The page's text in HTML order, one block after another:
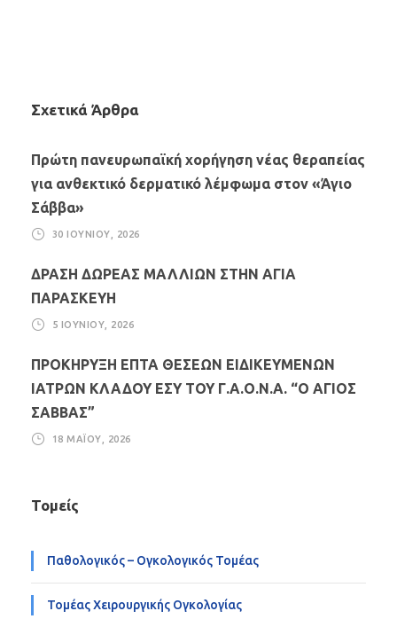
Σχετικά Άρθρα
Πρώτη πανευρωπαϊκή χορήγηση νέας θεραπείας
για ανθεκτικό δερματικό λέμφωμα στον «Άγιο
Σάββα»
30 ΙΟΥΝΊΟΥ, 2026
ΔΡΑΣΗ ΔΩΡΕΑΣ ΜΑΛΛΙΩΝ ΣΤΗΝ ΑΓΙΑ
ΠΑΡΑΣΚΕΥΗ
5 ΙΟΥΝΊΟΥ, 2026
ΠΡΟΚΗΡΥΞΗ ΕΠΤΑ ΘΕΣΕΩΝ ΕΙΔΙΚΕΥΜΕΝΩΝ
ΙΑΤΡΩΝ ΚΛΑΔΟΥ ΕΣΥ ΤΟΥ Γ.Α.Ο.Ν.Α. “Ο ΑΓΙΟΣ
ΣΑΒΒΑΣ”
18 ΜΑΪ́ΟΥ, 2026
Τομείς
Παθολογικός – Ογκολογικός Τομέας
Τομέας Χειρουργικής Ογκολογίας